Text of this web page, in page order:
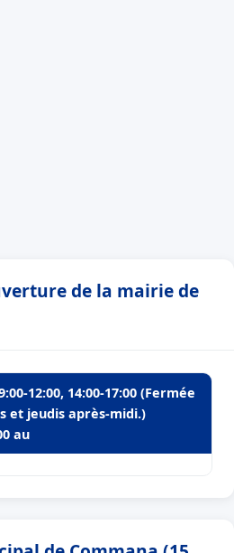
de la mairie de
12:00, 14:00-17:00 (Fermée
et jeudis après-midi.)
au